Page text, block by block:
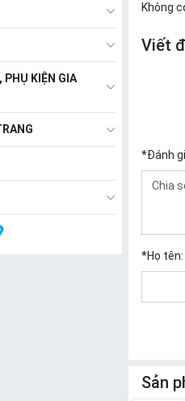
KIỆN GIA
Không
Viết
*Đánh
*Họ tên:
Sản